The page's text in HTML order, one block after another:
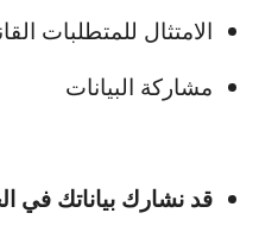
الامتثال للمتطلبات
مشاركة البيانات
قد نشارك بياناتك في